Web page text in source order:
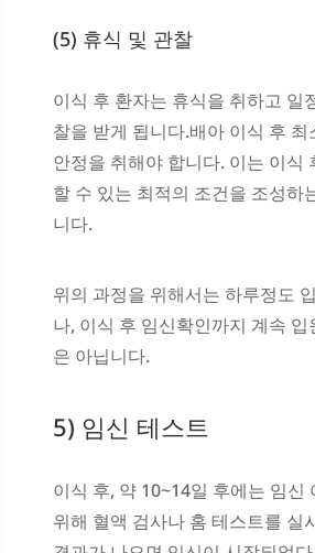
(5) 휴식 및 관찰
이식 후 환자는 휴식을 취하고 일
찰을 받게 됩니다.배아 이식 후
안정을 취해야 합니다. 이는 이식
할 수 있는 최적의 조건을 조성하
니다.
위의 과정을 위해서는 하루정도
나, 이식 후 임신확인까지 계속 입
은 아닙니다.
5) 임신 테스트
이식 후, 약 10~14일 후에는 임신
위해 혈액 검사나 홈 테스트를 실